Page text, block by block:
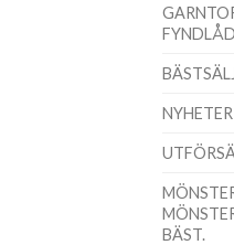
NYHETER
BÄST.